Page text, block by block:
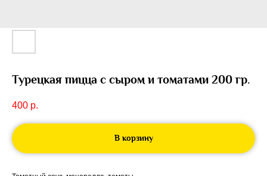
Турецкая пицца с сыром и томатами 200 гр.
400 р.
В корзину